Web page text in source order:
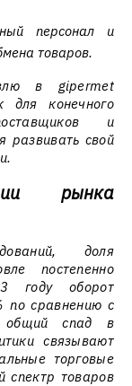
персонал и
товаров.
в gipermet
для конечного
и
развивать свой
рынка
доля
постепенно
году оборот
по сравнению с
общий спад в
связывают
торговые
спектр товаров